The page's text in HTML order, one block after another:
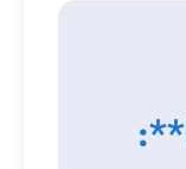
**ISO 9001**: